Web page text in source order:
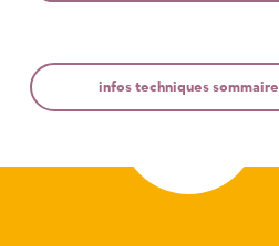
infos techniques sommaire